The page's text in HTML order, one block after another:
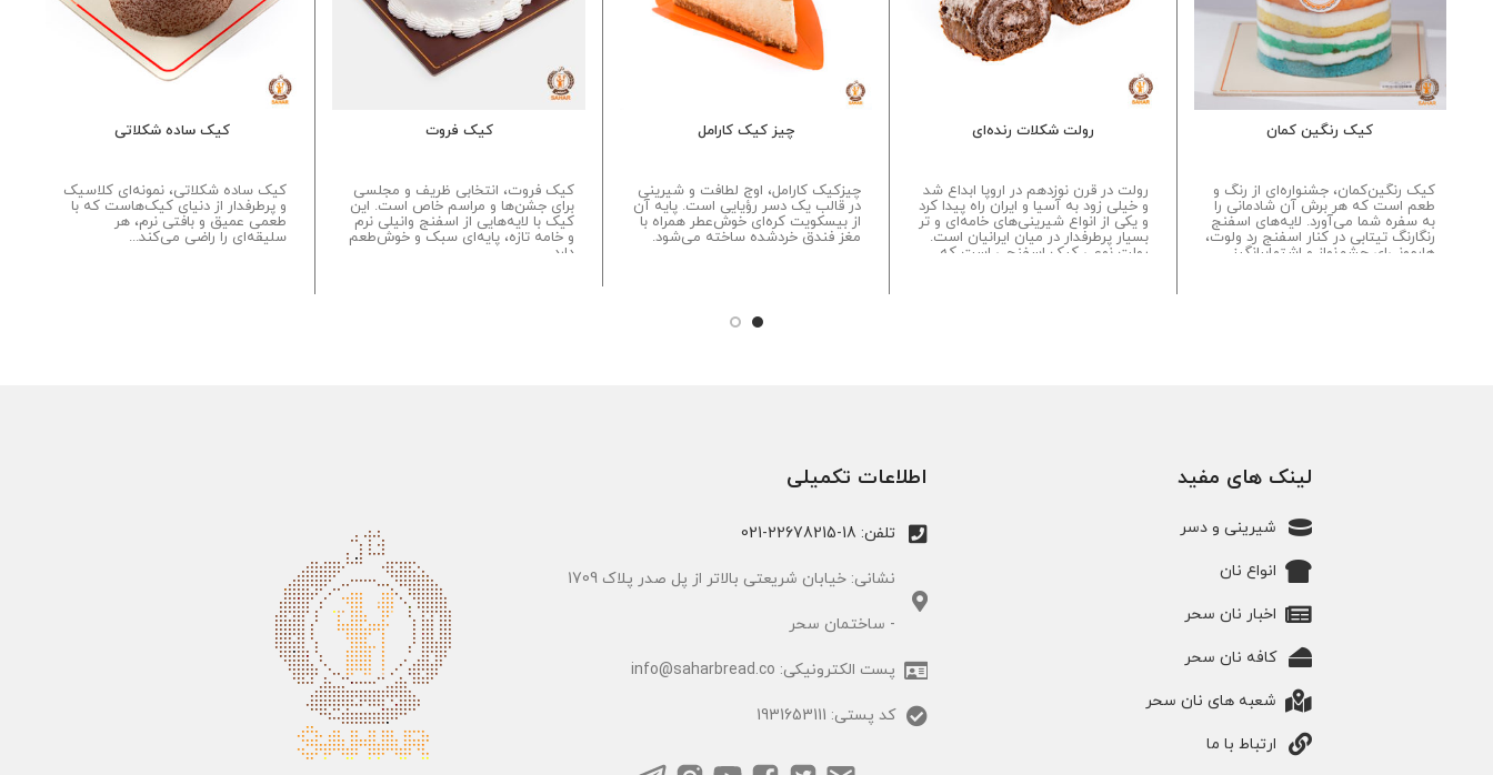
کیک رنگین کمان
کیک رنگین‌کمان، جشنواره‌ای از رنگ و
طعم است که هر برش آن شادمانی را
به سفره شما می‌آورد. لایه‌های اسفنج
رنگارنگ تیتابی در کنار اسفنج رد ولوت،
هارمونی‌ای چشم‌نواز و اشتهابرانگیز
رولت شکلات رنده‌ای
رولت در قرن نوزدهم در اروپا ابداع شد
و خیلی زود به آسیا و ایران راه پیدا کرد
و یکی از انواع شیرینی‌های خامه‌ای و تر
بسیار پرطرفدار در میان ایرانیان است.
رولت نوعی کیک اسفنجی است که
چیز کیک کارامل
چیزکیک کارامل، اوج لطافت و شیرینی
در قالب یک دسر رؤیایی است. پایه آن
از بیسکویت کره‌ای خوش‌عطر همراه با
مغز فندق خردشده ساخته می‌شود.
کیک فروت
کیک فروت، انتخابی ظریف و مجلسی
برای جشن‌ها و مراسم خاص است. این
کیک با لایه‌هایی از اسفنج وانیلی نرم
و خامه تازه، پایه‌ای سبک و خوش‌طعم
دارد...
کیک ساده شکلاتی
کیک ساده شکلاتی، نمونه‌ای کلاسیک
و پرطرفدار از دنیای کیک‌هاست که با
طعمی عمیق و بافتی نرم، هر
سلیقه‌ای را راضی می‌کند...
لینک های مفید
شیرینی و دسر
انواع نان
اخبار نان سحر
کافه نان سحر
شعبه های نان سحر
ارتباط با ما
اطلاعات تکمیلی
تلفن: 18-22678215-021
نشانی: خیابان شریعتی بالاتر از پل صدر پلاک 1709
- ساختمان سحر
پست الکترونیکی: info@saharbread.co
کد پستی: 1931653111